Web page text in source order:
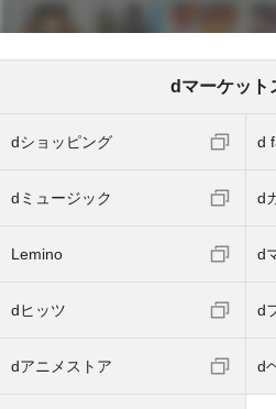
dマーケット
dショッピング d
dミュージック d
Lemino d
dヒッツ d
dアニメストア d